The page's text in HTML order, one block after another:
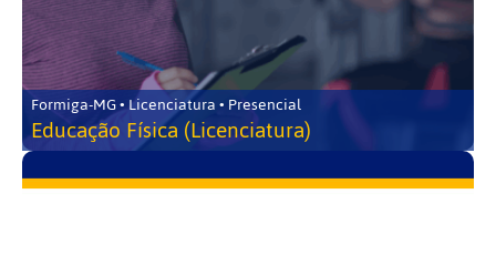
Formiga-MG • Licenciatura • Presencial
Educação Física (Licenciatura)